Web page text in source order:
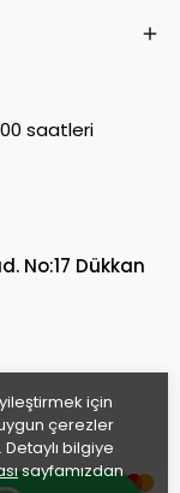
için
çerezler
bilgiye
sayfamızdan
saatleri
No:17 Dükkan